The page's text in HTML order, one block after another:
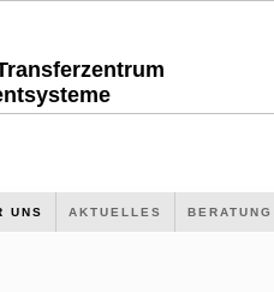
UNS AKTUELLES